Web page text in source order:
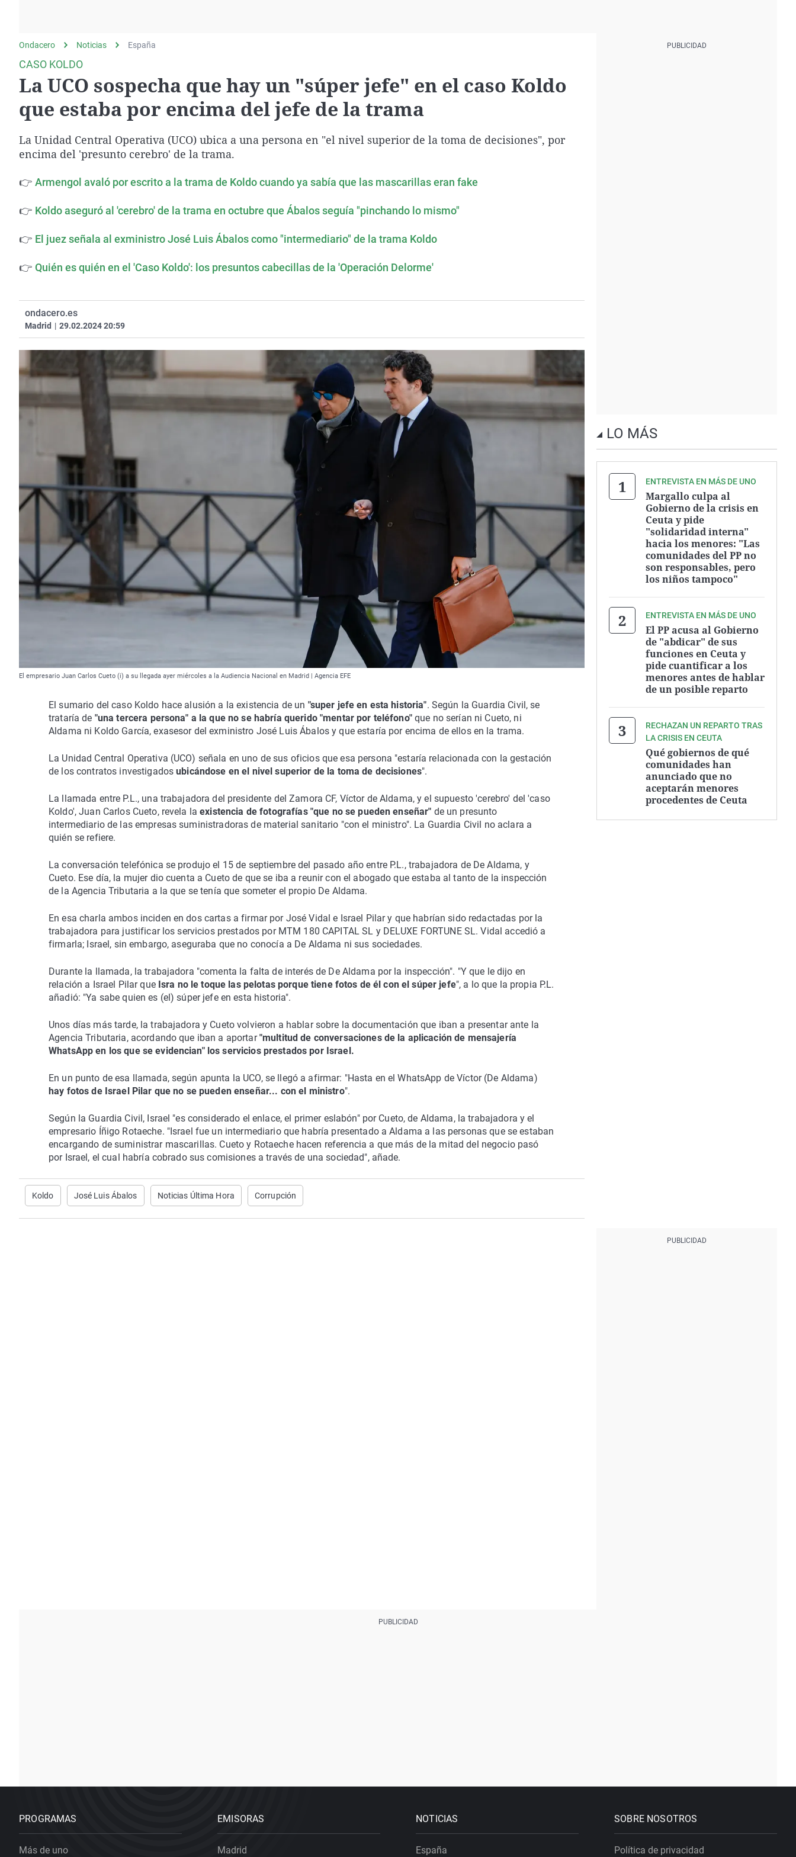
Como el perro y elEquipo de investigación
Negra
País Vasco
Ondacero Noticias España
CASO KOLDO
La UCO sospecha que hay un "súper jefe" en el caso Koldo
que estaba por encima del jefe de la trama
La Unidad Central Operativa (UCO) ubica a una persona en "el nivel superior de la toma de decisiones", por
encima del 'presunto cerebro' de la trama.
👉 Armengol avaló por escrito a la trama de Koldo cuando ya sabía que las mascarillas eran fake
👉 Koldo aseguró al 'cerebro' de la trama en octubre que Ábalos seguía "pinchando lo mismo"
👉 El juez señala al exministro José Luis Ábalos como "intermediario" de la trama Koldo
👉 Quién es quién en el 'Caso Koldo': los presuntos cabecillas de la 'Operación Delorme'
ondacero.es
Madrid | 29.02.2024 20:59
El empresario Juan Carlos Cueto (i) a su llegada ayer miércoles a la Audiencia Nacional en Madrid | Agencia EFE
El sumario del caso Koldo hace alusión a la existencia de un "super jefe en esta historia". Según la Guardia Civil, se
trataría de "una tercera persona" a la que no se habría querido "mentar por teléfono"que no serían ni Cueto, ni
Aldama ni Koldo García, exasesor del exministro José Luis Ábalos y que estaría por encima de ellos en la trama.
La Unidad Central Operativa (UCO) señala en uno de sus oficios que esa persona "estaría relacionada con la gestación
de los contratos investigados ubicándose en el nivel superior de la toma de decisiones".
La llamada entre P.L., una trabajadora del presidente del Zamora CF, Víctor de Aldama, y el supuesto 'cerebro' del 'caso
Koldo', Juan Carlos Cueto, revela la existencia de fotografías "que no se pueden enseñar" de un presunto
intermediario de las empresas suministradoras de material sanitario "con el ministro". La Guardia Civil no aclara a
quién se refiere.
La conversación telefónica se produjo el 15 de septiembre del pasado año entre P.L., trabajadora de De Aldama, y
Cueto. Ese día, la mujer dio cuenta a Cueto de que se iba a reunir con el abogado que estaba al tanto de la inspección
de la Agencia Tributaria a la que se tenía que someter el propio De Aldama.
En esa charla ambos inciden en dos cartas a firmar por José Vidal e Israel Pilar y que habrían sido redactadas por la
trabajadora para justificar los servicios prestados por MTM 180 CAPITAL SL y DELUXE FORTUNE SL. Vidal accedió a
firmarla; Israel, sin embargo, aseguraba que no conocía a De Aldama ni sus sociedades.
Durante la llamada, la trabajadora "comenta la falta de interés de De Aldama por la inspección". "Y que le dijo en
relación a Israel Pilar que Isra no le toque las pelotas porque tiene fotos de él con el súper jefe", a lo que la propia P.L.
añadió: "Ya sabe quien es (el) súper jefe en esta historia".
Unos días más tarde, la trabajadora y Cueto volvieron a hablar sobre la documentación que iban a presentar ante la
Agencia Tributaria, acordando que iban a aportar"multitud de conversaciones de la aplicación de mensajería
WhatsApp en los que se evidencian" los servicios prestados por Israel.
En un punto de esa llamada, según apunta la UCO, se llegó a afirmar: "Hasta en el WhatsApp de Víctor (De Aldama)
hay fotos de Israel Pilar que no se pueden enseñar... con el ministro".
Según la Guardia Civil, Israel "es considerado el enlace, el primer eslabón" por Cueto, de Aldama, la trabajadora y el
empresario Íñigo Rotaeche. "Israel fue un intermediario que habría presentado a Aldama a las personas que se estaban
encargando de suministrar mascarillas. Cueto y Rotaeche hacen referencia a que más de la mitad del negocio pasó
por Israel, el cual habría cobrado sus comisiones a través de una sociedad", añade.
Koldo José Luis Ábalos Noticias Última Hora Corrupción
LO MÁS
ENTREVISTA EN MÁS DE UNO
Margallo culpa al
Gobierno de la crisis en
Ceuta y pide
"solidaridad interna"
hacia los menores: "Las
comunidades del PP no
son responsables, pero
los niños tampoco"
ENTREVISTA EN MÁS DE UNO
El PP acusa al Gobierno
de "abdicar" de sus
funciones en Ceuta y
pide cuantificar a los
menores antes de hablar
de un posible reparto
RECHAZAN UN REPARTO TRAS
LA CRISIS EN CEUTA
Qué gobiernos de qué
comunidades han
anunciado que no
aceptarán menores
procedentes de Ceuta
PROGRAMAS
Más de uno
EMISORAS
Madrid
NOTICIAS
España
SOBRE NOSOTROS
Política de privacidad